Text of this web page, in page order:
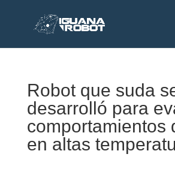
Robot que suda
desarrolló para
comportamientos
en altas